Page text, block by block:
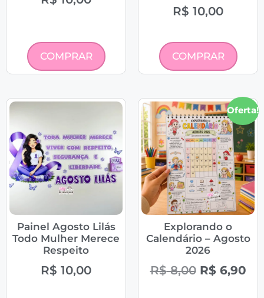
COMPRAR
R$ 10,00
COMPRAR
Painel Agosto Lilás
Todo Mulher Merece
Respeito
R$ 10,00
Oferta!
Explorando o
Calendário – Agosto
2026
R$8,00 R$6,90